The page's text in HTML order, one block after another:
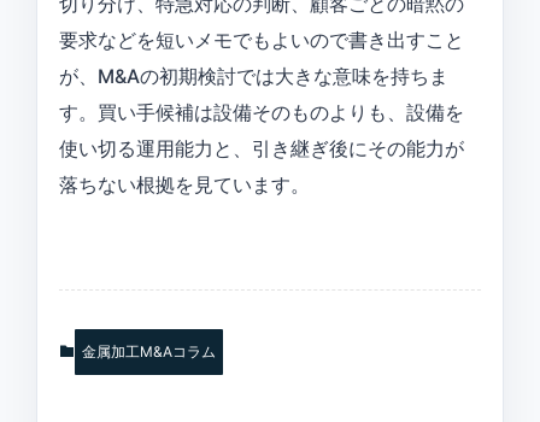
要求などを短いメモでもよいので書き出すこと
が、M&Aの初期検討では大きな意味を持ちま
す。買い手候補は設備そのものよりも、設備を
使い切る運用能力と、引き継ぎ後にその能力が
落ちない根拠を見ています。
金属加工M&Aコラム